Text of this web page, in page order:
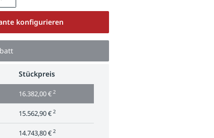
konfigurieren
Stückpreis
16.382,00 € 2
15.562,90 € 2
14.743,80 € 2